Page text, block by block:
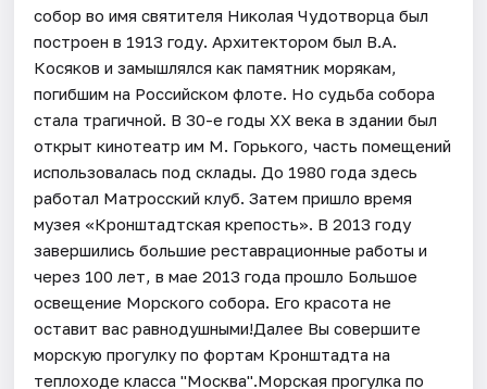
собор во имя святителя Николая Чудотворца был
построен в 1913 году. Архитектором был В.А.
Косяков и замышлялся как памятник морякам,
погибшим на Российском флоте. Но судьба собора
стала трагичной. В 30-е годы XX века в здании был
открыт кинотеатр им М. Горького, часть помещений
использовалась под склады. До 1980 года здесь
работал Матросский клуб. Затем пришло время
музея «Кронштадтская крепость». В 2013 году
завершились большие реставрационные работы и
через 100 лет, в мае 2013 года прошло Большое
освещение Морского собора. Его красота не
оставит вас равнодушными!Далее Вы совершите
морскую прогулку по фортам Кронштадта на
теплоходе класса "Москва".Морская прогулка по